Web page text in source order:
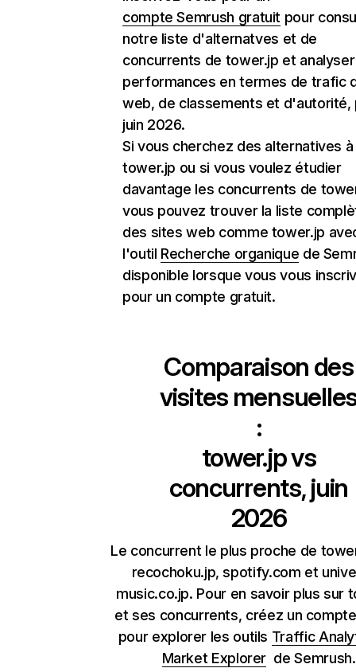
compte Semrush gratuit pour
notre liste d'alternatves et de
concurrents de tower.jp et
performances en termes de trafic
web, de classements et d'autorité,
juin 2026.
Si vous cherchez des alternatives à
tower.jp ou si vous voulez étudier
davantage les concurrents de
vous pouvez trouver la liste
des sites web comme tower.jp
l'outil Recherche organique de
disponible lorsque vous vous
pour un compte gratuit.
Comparaison des
visites
:
tower.jpvs
concurrents, juin
2026
Le concurrent le plus proche de
recochoku.jp, spotify.com et
music.co.jp. Pour en savoir plus sur
et ses concurrents, créez un
pour explorer les outils Traffic
Market Explorer de Semrush.